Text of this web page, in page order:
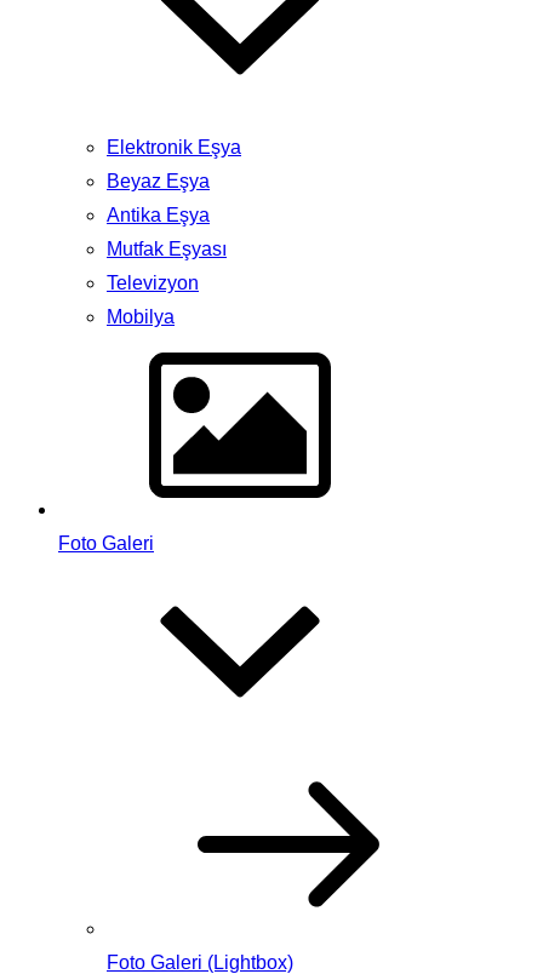
Elektronik Eşya
Beyaz Eşya
Antika Eşya
Mutfak Eşyası
Televizyon
Mobilya
Foto Galeri
Foto Galeri (Lightbox)